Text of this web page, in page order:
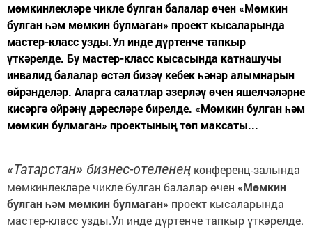
мөмкинлекләре чикле булган балалар өчен «Мөмкин
булган һәм мөмкин булмаган» проект кысаларында
мастер-класс узды.Ул инде дүртенче тапкыр
үткәрелде. Бу мастер-класс кысасында катнашучы
инвалид балалар өстәл бизәү кебек һәнәр алымнарын
өйрәнделәр. Аларга салатлар әзерләү өчен яшелчәләрне
кисәргә өйрәнү дәресләре бирелде. «Мөмкин булган һәм
мөмкин булмаган» проектының төп максаты...
«Татарстан» бизнес-отеленең конференц-залында
мөмкинлекләре чикле булган балалар өчен «Мөмкин
булган һәм мөмкин булмаган» проект кысаларында
мастер-класс узды.Ул инде дүртенче тапкыр үткәрелде.